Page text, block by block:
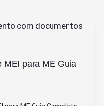
MEI para ME Guia